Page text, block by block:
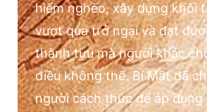
hiểm nghèo, xây dựng khối
vượt qua trở ngại và đạt
thành tựu mà người khác
điều không thể. Bí Mật đã
người cách thức để áp dụng